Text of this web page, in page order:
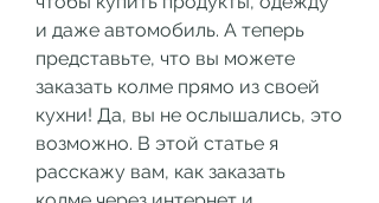
и даже автомобиль. А теперь
представьте, что вы можете
заказать колме прямо из своей
кухни! Да, вы не ослышались, это
возможно. В этой статье я
расскажу вам, как заказать